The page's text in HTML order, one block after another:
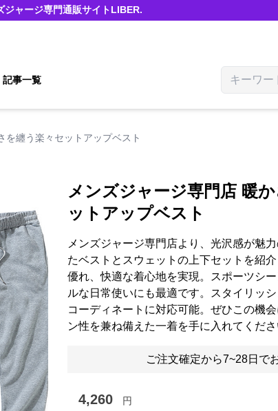
ジャージ専門通販サイトLIBER.
記事一覧
を纏う楽々セットアップベスト
メンズジャージ専門店 暖
ットアップベスト
メンズジャージ専門店より、光沢感が魅
たベストとスウェットの上下セットを紹
優れ、快適な着心地を実現。スポーツシ
ルな日常使いにも最適です。スタイリッ
コーディネートに対応可能。ぜひこの機
ン性を兼ね備えた一着を手に入れてくださ
ご注文確定から7~28日で
4,260 円